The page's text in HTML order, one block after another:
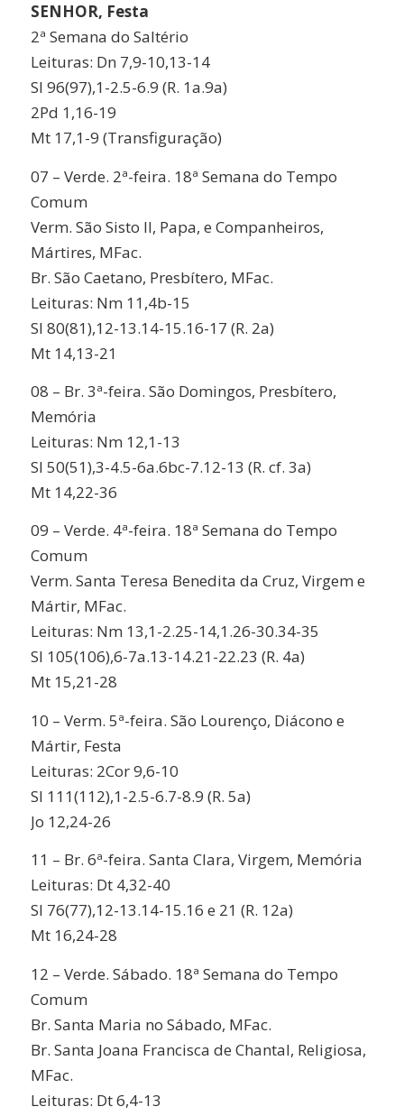
SENHOR, Festa
2ª Semana do Saltério
Leituras: Dn 7,9-10,13-14
Sl 96(97),1-2.5-6.9 (R. 1a.9a)
2Pd 1,16-19
Mt 17,1-9 (Transfiguração)
07 – Verde. 2ª-feira. 18ª Semana do Tempo
Comum
Verm. São Sisto II, Papa, e Companheiros,
Mártires, MFac.
Br. São Caetano, Presbítero, MFac.
Leituras: Nm 11,4b-15
Sl 80(81),12-13.14-15.16-17 (R. 2a)
Mt 14,13-21
08 – Br. 3ª-feira. São Domingos, Presbítero,
Memória
Leituras: Nm 12,1-13
Sl 50(51),3-4.5-6a.6bc-7.12-13 (R. cf. 3a)
Mt 14,22-36
09 – Verde. 4ª-feira. 18ª Semana do Tempo
Comum
Verm. Santa Teresa Benedita da Cruz, Virgem e
Mártir, MFac.
Leituras: Nm 13,1-2.25-14,1.26-30.34-35
Sl 105(106),6-7a.13-14.21-22.23 (R. 4a)
Mt 15,21-28
10 – Verm. 5ª-feira. São Lourenço, Diácono e
Mártir, Festa
Leituras: 2Cor 9,6-10
Sl 111(112),1-2.5-6.7-8.9 (R. 5a)
Jo 12,24-26
11 – Br. 6ª-feira. Santa Clara, Virgem, Memória
Leituras: Dt 4,32-40
Sl 76(77),12-13.14-15.16 e 21 (R. 12a)
Mt 16,24-28
12 – Verde. Sábado. 18ª Semana do Tempo
Comum
Br. Santa Maria no Sábado, MFac.
Br. Santa Joana Francisca de Chantal, Religiosa,
MFac.
Leituras: Dt 6,4-13